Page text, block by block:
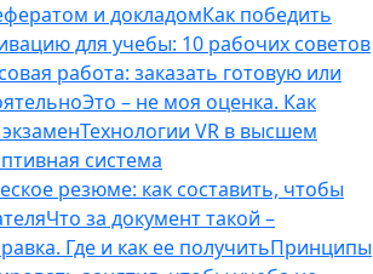
и докладомКак победить
для учебы: 10 рабочих советов
работа: заказать готовую или
Это – не моя оценка. Как
Технологии VR в высшем
система
резюме: как составить, чтобы
Что за документ такой –
Где и как ее получитьПринципы